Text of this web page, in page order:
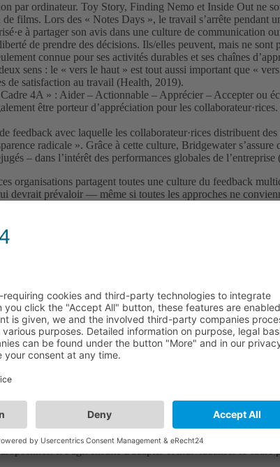
par ordinateur. Toy Story, Finding Nemo et Inside Out ne
films. Lors des « Notes Days », le travail s’arrête pendant
à partager son avis dans une culture de communication
de prendre des décisions. Ils/elles peuvent, mais ne
connue pour ses activités durables et ses chaînes
sens : le « vers le haut » est tout aussi important que «
de satisfaction au travail (Health, 2019).
4A » : Aider – Actionnable – Apprécier – Accepter ou
être porteur d’appréciation pour les
feedback avec laquelle les collaborateur·rices distribuent
radicale ». Grâce à cette culture, Bridgewater
– dans l’intérêt des performances globales de
organisations partagent toutes une culture du feedback
devrait prévaloir — même si toutes les approches ne
?
ce qui fonctionne aux Etats-Unis ne peut pas être
qui apparaissent comme des idéaux dans toute culture
pas qualifié comme tel. En outre, on observe de plus en
vers des formes plus contemporaines de feedback
productive n’est pas aisé. Pour commencer, les
une logique négative. Cela nécessite
une atmosphère qui
telle atmosphère
qui fonctionne. Nous avons pu l'observer ! Nous-mêmes,
plusieurs années plusieurs brefs sondages à quelques
le feedback était de plus en plus constructif — et
Il s'agit ensuite d'adapter et individualiser le cadre